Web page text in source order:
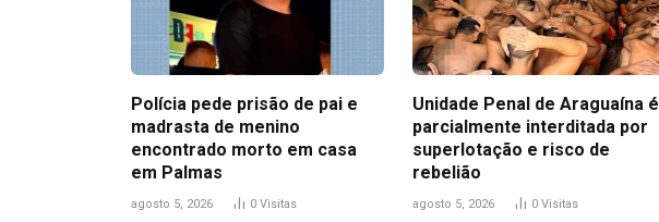
Polícia pede prisão de pai e
madrasta de menino
encontrado morto em casa
em Palmas
agosto 5, 2026 0 Visitas
Unidade Penal de Araguaína é
parcialmente interditada por
superlotação e risco de
rebelião
agosto 5, 2026 0 Visitas